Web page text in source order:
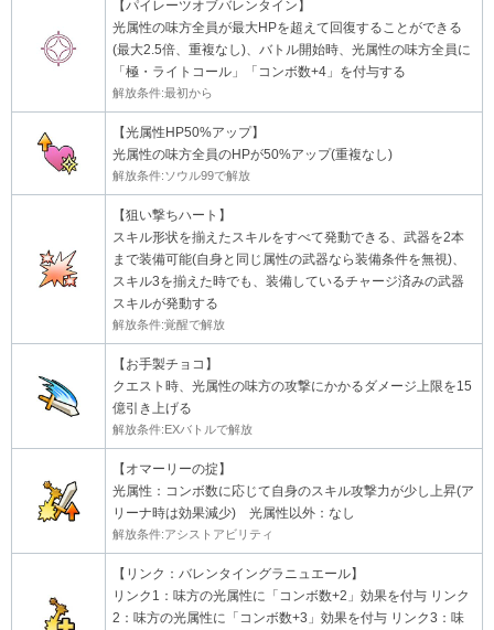
【パイレーツオブバレンタイン】
光属性の味方全員が最大HPを超えて回復することができる
(最大2.5倍、重複なし)、バトル開始時、光属性の味方全員に
「極・ライトコール」「コンボ数+4」を付与する
解放条件:最初から
【光属性HP50%アップ】
光属性の味方全員のHPが50%アップ(重複なし)
解放条件:ソウル99で解放
【狙い撃ちハート】
スキル形状を揃えたスキルをすべて発動できる、武器を2本
まで装備可能(自身と同じ属性の武器なら装備条件を無視)、
スキル3を揃えた時でも、装備しているチャージ済みの武器
スキルが発動する
解放条件:覚醒で解放
【お手製チョコ】
クエスト時、光属性の味方の攻撃にかかるダメージ上限を15
億引き上げる
解放条件:EXバトルで解放
【オマーリーの掟】
光属性：コンボ数に応じて自身のスキル攻撃力が少し上昇(ア
リーナ時は効果減少) 光属性以外：なし
解放条件:アシストアビリティ
【リンク：バレンタイングラニュエール】
リンク1：味方の光属性に「コンボ数+2」効果を付与 リンク
2：味方の光属性に「コンボ数+3」効果を付与 リンク3：味